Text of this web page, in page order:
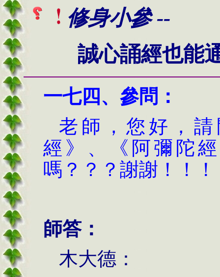
修身小參 --
誠心誦經也能
一七四 、 參問：
老師，您好，
經》、《阿彌陀
嗎？？？謝謝！！！
師答：
木大德：